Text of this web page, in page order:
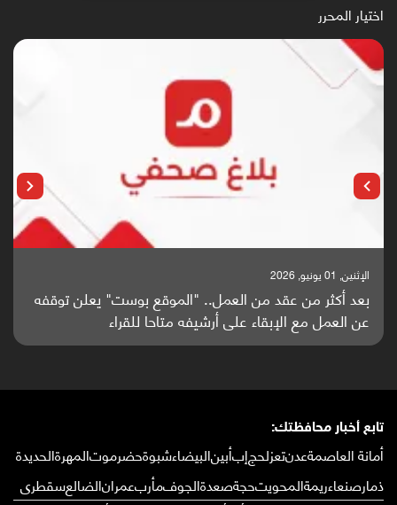
اختيار المحرر
الإثنين, 25 مايو, 2026
باحثون من اليمن يدخلون سباق أبحاث ألزهايمر بدراسة
واعدة منشورة عالميا (ترجمة)
تابع أخبار محافظتك:
أمانة العاصمةعدنتعزلحجإبأبينالبيضاءشبوةحضرموتالمهرةالحديدة
ذمارصنعاءريمةالمحويتحجةصعدةالجوفمأربعمرانالضالعسقطرى